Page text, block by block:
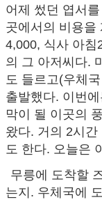
어제 썼던 엽서
곳에서의 비용을
4,000, 식사 아침
의 그 아저씨다.
도 들르고(우체
출발했다. 이번
막이 될 이곳의
왔다. 거의 2시
도 한다. 오늘은
무릉에 도착할
는지. 우체국에